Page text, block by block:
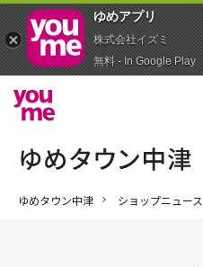
ゆめタウン中津 ショップニュース
ゆめアプ‪リ‬
株式会社イズミ
無料 - In Google Play